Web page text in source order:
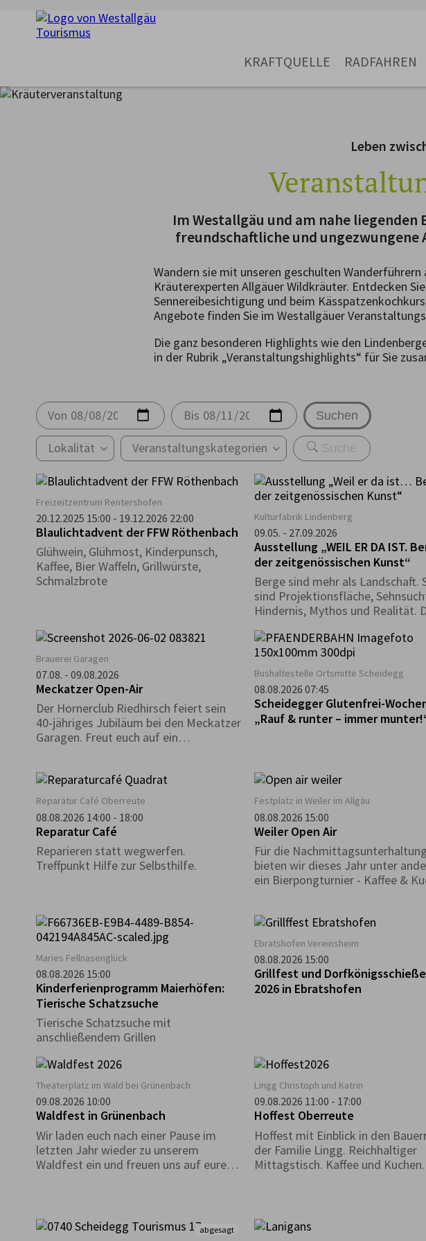
KRAFTQUELLE RADFAHREN
Leben
Im Westallgäu und am nahe liegenden
freundschaftliche und ungezwungene
Wandern sie mit unseren geschulten
Kräuterexperten Allgäuer Wildkräuter. Entdecken
Sennereibesichtigung und beim
Angebote finden Sie im Westallgäuer
Die ganz besonderen Highlights wie den
in der Rubrik „Veranstaltungshighlights“ für Sie
Von Bis Suchen
Lokalität Veranstaltungskategorien
Freizeitzentrum Rentershofen
20.12.2025 15:00 - 19.12.2026 22:00
Blaulichtadvent der FFW Röthenbach
Glühwein, Glühmost, Kinderpunsch,
Kaffee, Bier Waffeln, Grillwürste,
Schmalzbrote
Kulturfabrik Lindenberg
09.05. - 27.09.2026
Ausstellung „WEIL ER DA IST.
der zeitgenössischen Kunst“
Berge sind mehr als Landschaft.
sind Projektionsfläche,
Hindernis, Mythos und Realität.
versammelt diese
in Positionen von zehn
zeitgenössischen Künstlerinnen
Künstlern, die den Berg als äußere
Realität ebenso befragen wie als
inneres und gesellschaftliches
Brauerei Garagen
07.08. - 09.08.2026
Meckatzer Open-Air
Der Hornerclub Riedhirsch feiert sein
40-jähriges Jubiläum bei den Meckatzer
Garagen. Freut euch auf ein
reichhaltiger Verpflegung.
Bushaltestelle Ortsmitte Scheidegg
08.08.2026 07:45
Scheidegger Glutenfrei-
„Rauf & runter – immer
Reparatur Café Oberreute
08.08.2026 14:00 - 18:00
Reparatur Café
Reparieren statt wegwerfen.
Treffpunkt Hilfe zur Selbsthilfe.
Festplatz in Weiler im Allgäu
08.08.2026 15:00
Weiler Open Air
Für die Nachmittagsunterhaltung
bieten wir dieses Jahr unter
ein Bierpongturnier - Kaffee &
Maries Fellnasenglück
08.08.2026 15:00
Kinderferienprogramm Maierhöfen:
Tierische Schatzsuche
Tierische Schatzsuche mit
anschließendem Grillen
Ebratshofen Vereinsheim
08.08.2026 15:00
Grillfest und
2026 in Ebratshofen
Theaterplatz im Wald bei Grünenbach
09.08.2026 10:00
Waldfest in Grünenbach
Wir laden euch nach einer Pause im
letzten Jahr wieder zu unserem
Waldfest ein und freuen uns auf euren
Lingg Christoph und Katrin
09.08.2026 11:00 - 17:00
Hoffest Oberreute
Hoffest mit Einblick in den
der Familie Lingg. Reichhaltiger
Mittagstisch. Kaffee und Kuchen.
abgesagt